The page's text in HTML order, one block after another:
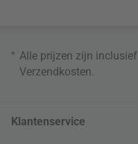
* Alle prijzen zijn
Verzendkosten
Klantenservice